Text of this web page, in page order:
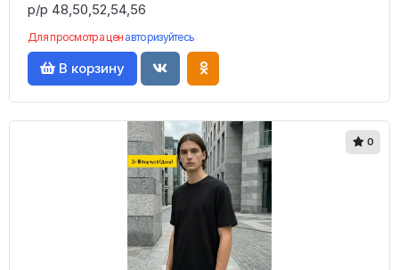
р/р 48,50,52,54,56
Для просмотра цен авторизуйтесь
В корзину
0